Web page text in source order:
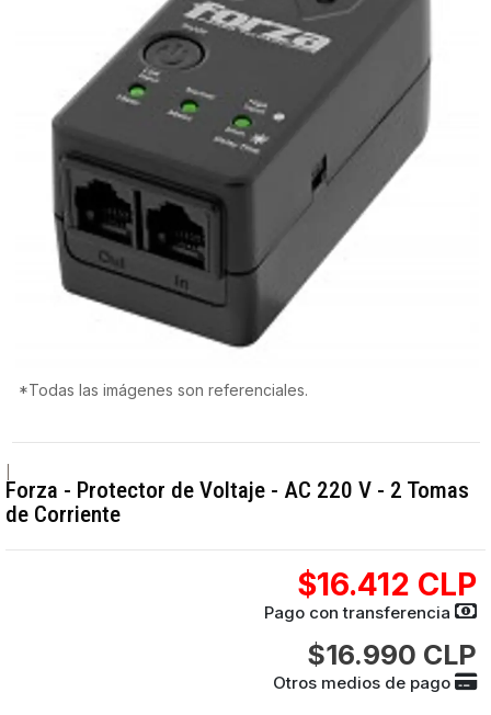
*Todas las imágenes son referenciales.
Forza - Protector de Voltaje - AC 220 V - 2 Tomas
de Corriente
$16.412 CLP
Pago con transferencia
$16.990 CLP
Otros medios de pago